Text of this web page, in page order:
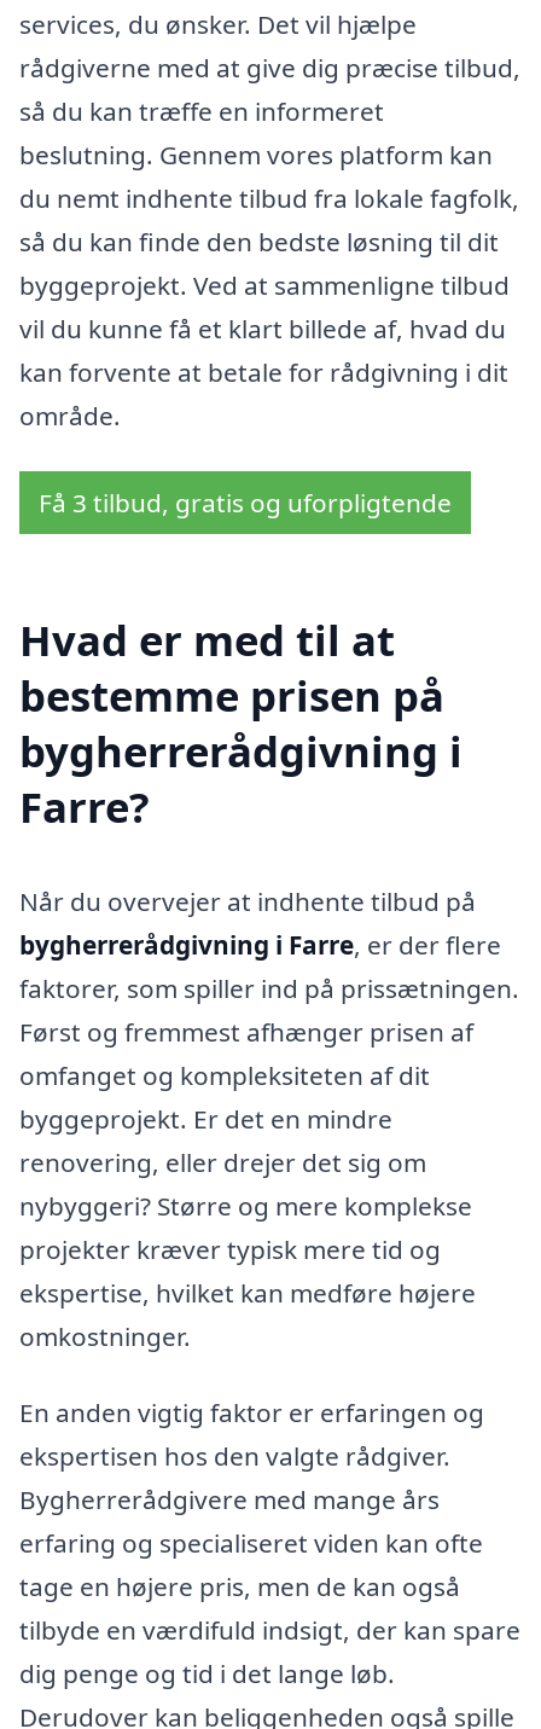
services, du ønsker. Det vil hjælpe
rådgiverne med at give dig præcise tilbud,
så du kan træffe en informeret
beslutning. Gennem vores platform kan
du nemt indhente tilbud fra lokale fagfolk,
så du kan finde den bedste løsning til dit
byggeprojekt. Ved at sammenligne tilbud
vil du kunne få et klart billede af, hvad du
kan forvente at betale for rådgivning i dit
område.
Få 3 tilbud, gratis og uforpligtende
Hvad er med til at
bestemme prisen på
bygherrerådgivning i
Farre?
Når du overvejer at indhente tilbud på
bygherrerådgivning i Farre, er der flere
faktorer, som spiller ind på prissætningen.
Først og fremmest afhænger prisen af
omfanget og kompleksiteten af dit
byggeprojekt. Er det en mindre
renovering, eller drejer det sig om
nybyggeri? Større og mere komplekse
projekter kræver typisk mere tid og
ekspertise, hvilket kan medføre højere
omkostninger.
En anden vigtig faktor er erfaringen og
ekspertisen hos den valgte rådgiver.
Bygherrerådgivere med mange års
erfaring og specialiseret viden kan ofte
tage en højere pris, men de kan også
tilbyde en værdifuld indsigt, der kan spare
dig penge og tid i det lange løb.
Derudover kan beliggenheden også spille